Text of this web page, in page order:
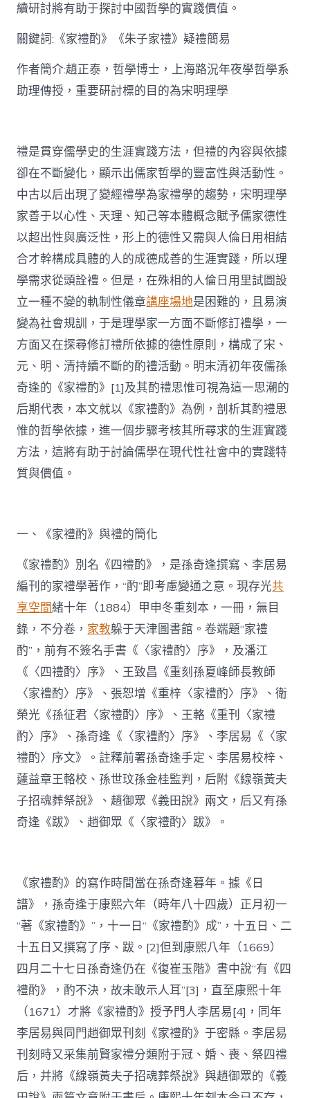
思
中
續研討將有助于探討中國哲學的實踐價值。
關鍵詞:《家禮酌》《朱子家禮》疑禮簡易
作者簡介:趙正泰，哲學博士，上海路況年夜學哲學系
助理傳授，重要研討標的目的為宋明理學
禮是貫穿儒學史的生涯實踐方法，但禮的內容與依據
卻在不斷變化，顯示出儒家哲學的豐富性與活動性。
中古以后出現了變經禮學為家禮學的趨勢，宋明理學
家善于以心性、天理、知己等本體概念賦予儒家德性
以超出性與廣泛性，形上的德性又需與人倫日用相結
合才幹構成具體的人的成德成善的生涯實踐，所以理
學需求從頭詮禮。但是，在殊相的人倫日用里試圖設
立一種不變的軌制性儀章講座場地是困難的，且易演
變為社會規訓，于是理學家一方面不斷修訂禮學，一
方面又在探尋修訂禮所依據的德性原則，構成了宋、
元、明、清持續不斷的酌禮活動。明末清初年夜儒孫
奇逢的《家禮酌》[1]及其酌禮思惟可視為這一思潮的
后期代表，本文就以《家禮酌》為例，剖析其酌禮思
惟的哲學依據，進一個步驟考核其所尋求的生涯實踐
方法，這將有助于討論儒學在現代性社會中的實踐特
質與價值。
一、《家禮酌》與禮的簡化
《家禮酌》別名《四禮酌》，是孫奇逢撰寫、李居易
編刊的家禮學著作，“酌”即考慮變通之意。現存光共
享空間緒十年（1884）甲申冬重刻本，一冊，無目
錄，不分卷， 家教躲于天津圖書館。卷端題“家禮
酌”，前有不簽名手書《〈家禮酌〉序》，及潘江
《〈四禮酌〉序》、王致昌《重刻孫夏峰師長教師
〈家禮酌〉序》、張恕增《重梓〈家禮酌〉序》、衛
榮光《孫征君〈家禮酌〉序》、王輅《重刊〈家禮
酌〉序》、孫奇逢《〈家禮酌〉序》、李居易《〈家
禮酌〉序文》。註釋前署孫奇逢手定、李居易校梓、
蘧益章王輅校、孫世玟孫金桂監判，后附《線嶺黃夫
子招魂葬祭說》、趙御眾《義田說》兩文，后又有孫
奇逢《跋》、趙御眾《〈家禮酌〉跋》。
《家禮酌》的寫作時間當在孫奇逢暮年。據《日
譜》，孫奇逢于康熙六年（時年八十四歲）正月初一
“著《家禮酌》”，十一日“《家禮酌》成”，十五日、二
十五日又撰寫了序、跋。[2]但到康熙八年（1669）
四月二十七日孫奇逢仍在《復崔玉階》書中說“有《四
禮酌》，酌不決，故未敢示人耳”[3]，直至康熙十年
（1671）才將《家禮酌》授予門人李居易[4]，同年
李居易與同門趙御眾刊刻《家禮酌》于密縣。李居易
刊刻時又采集前賢家禮分類附于冠、婚、喪、祭四禮
后，并將《線嶺黃夫子招魂葬祭說》與趙御眾的《義